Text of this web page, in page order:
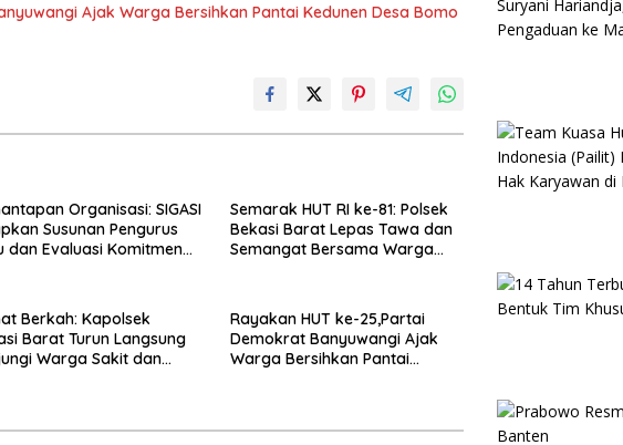
Ajak Warga Bersihkan Pantai Kedunen Desa Bomo
Organisasi: SIGASI
Susunan Pengurus
dan Evaluasi Komitmen
Semarak HUT RI ke-81: Polsek
Bekasi Barat Lepas Tawa dan
Semangat Bersama Warga
Berkah: Kapolsek
Barat Turun Langsung
Warga Sakit dan
Rayakan HUT ke-25,Partai
Demokrat Banyuwangi Ajak
Warga Bersihkan Pantai